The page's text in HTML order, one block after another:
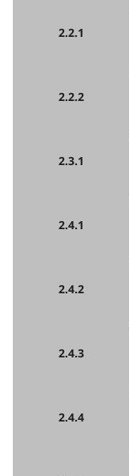
2.2.1
2.2.2
2.3.1
2.4.1
2.4.2
2.4.3
2.4.4